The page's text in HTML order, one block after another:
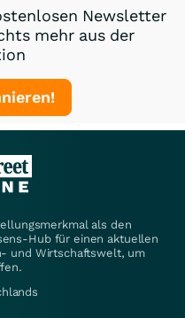
Newsletter
mehr aus der
als den
Hub für einen aktuellen
und Wirtschaftswelt, um